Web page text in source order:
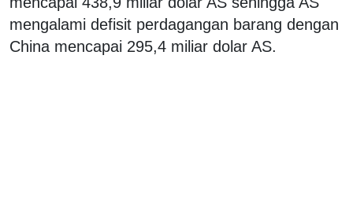
mengalami defisit perdagangan barang dengan
China mencapai 295,4 miliar dolar AS.